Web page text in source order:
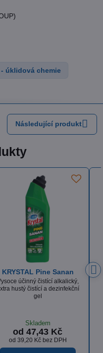
- úklidová chemie
Následující produkt
ISOLDA Silver hair & body
Luxusní krémový, tělový a
vlasový šampón s vyváženou
recepturou a výbornou dermální
Skladem
od 36,18 Kč
od 29,90 Kčbez DPH